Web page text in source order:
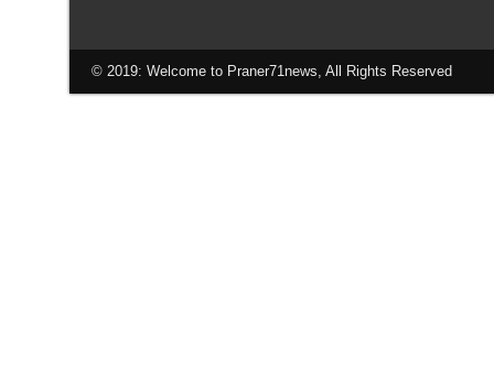
© 2019: Welcome to Praner71news, All Rights Reserved